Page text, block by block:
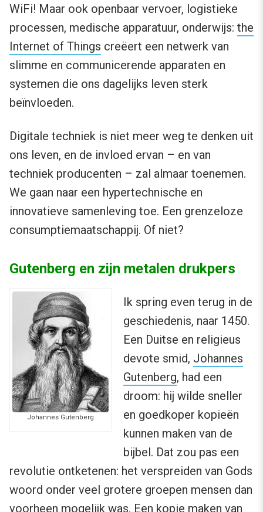
WiFi! Maar ook openbaar vervoer, logistieke
processen, medische apparatuur, onderwijs: the
Internet of Things creëert een netwerk van
slimme en communicerende apparaten en
systemen die ons dagelijks leven sterk
beïnvloeden.
Digitale techniek is niet meer weg te denken uit
ons leven, en de invloed ervan – en van
techniek producenten – zal almaar toenemen.
We gaan naar een hypertechnische en
innovatieve samenleving toe. Een grenzeloze
consumptiemaatschappij. Of niet?
Gutenberg en zijn metalen drukpers
Johannes Gutenberg
Ik spring even terug in de
geschiedenis, naar 1450.
Een Duitse en religieus
devote smid, Johannes
Gutenberg, had een
droom: hij wilde sneller
en goedkoper kopieën
kunnen maken van de
bijbel. Dat zou pas een
revolutie ontketenen: het verspreiden van Gods
woord onder veel grotere groepen mensen dan
voorheen mogelijk was. Een kopie maken van